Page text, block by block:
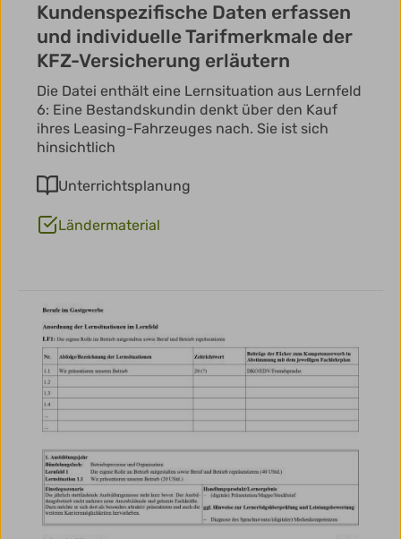
Kundenspezifische Daten erfassen
und individuelle Tarifmerkmale der
KFZ-Versicherung erläutern
Die Datei enthält eine Lernsituation aus Lernfeld
6: Eine Bestandskundin denkt über den Kauf
ihres Leasing-Fahrzeuges nach. Sie ist sich
hinsichtlich
Unterrichtsplanung
Ländermaterial